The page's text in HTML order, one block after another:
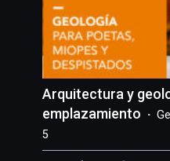
Arquitectura y
emplazamiento
5